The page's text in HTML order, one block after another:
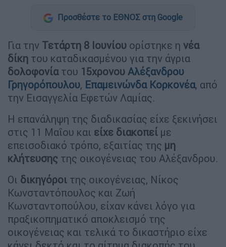
Προσθέστε το ΕΘΝΟΣ στη Google
Για την Τετάρτη 8 Ιουνίου ορίστηκε η νέα
δίκη του καταδικασμένου για την άγρια
δολοφονίατου 15χρονου Αλέξανδρου
Γρηγορόπουλου, Επαμεινώνδα Κορκονέα, από
την Εισαγγελία Εφετών Λαμίας.
Η επανάληψη της διαδικασίας είχε ξεκινήσει
στις 11 Μαΐου και είχε διακοπεί με
επεισοδιακό τρόπο, εξαιτίας της μη
κλήτευσης της οικογένειας του Αλέξανδρου.
Οι δικηγόροι της οικογένειας, Νίκος
Κωνσταντόπουλος και Ζωή
Κωνσταντοπούλου, είχαν κάνει λόγο για
πραξικοπηματικό αποκλεισμό της
οικογένειας και τελικά το δικαστήριο είχε